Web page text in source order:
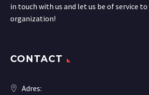
in touch with us and let us be of service
organization!
CONTACT
Adres: